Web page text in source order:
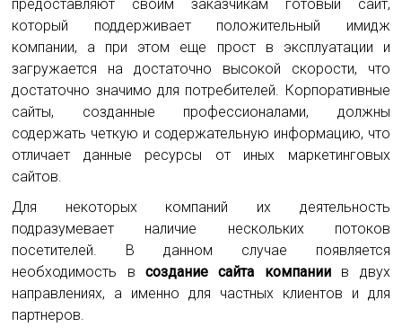
предоставляют своим заказчикам готовый сайт,
который поддерживает положительный имидж
компании, а при этом еще прост в эксплуатации и
загружается на достаточно высокой скорости, что
достаточно значимо для потребителей. Корпоративные
сайты, созданные профессионалами, должны
содержать четкую и содержательную информацию, что
отличает данные ресурсы от иных маркетинговых
сайтов.
Для некоторых компаний их деятельность
подразумевает наличие нескольких потоков
посетителей. В данном случае появляется
необходимость всоздание сайта компаниив двух
направлениях, а именно для частных клиентов и для
партнеров.